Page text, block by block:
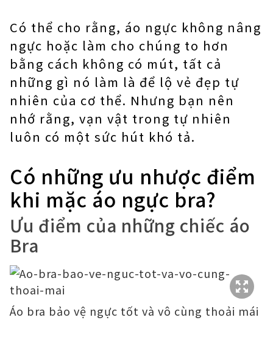
Có thể cho rằng, áo ngực không nâng
ngực hoặc làm cho chúng to hơn
bằng cách không có mút, tất cả
những gì nó làm là để lộ vẻ đẹp tự
nhiên của cơ thể. Nhưng bạn nên
nhớ rằng, vạn vật trong tự nhiên
luôn có một sức hút khó tả.
Có những ưu nhược điểm
khi mặc áo ngực bra?
Ưu điểm của những chiếc áo
Bra
Áo bra bảo vệ ngực tốt và vô cùng thoải mái